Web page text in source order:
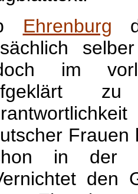
Ehrenburg
im
Frauen
in der
den